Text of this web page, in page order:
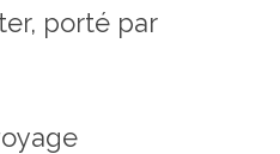
porté par